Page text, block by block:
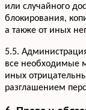
или случайного
блокирования,
а также от иных
5.5.
все необходимые
иных
разглашением